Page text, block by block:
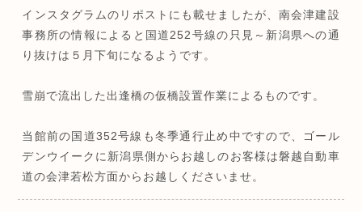
インスタグラムのリポストにも載せましたが、南会津建設
事務所の情報によると国道252号線の只見～新潟県への通
り抜けは５月下旬になるようです。
雪崩で流出した出逢橋の仮橋設置作業によるものです。
当館前の国道352号線も冬季通行止め中ですので、ゴール
デンウイークに新潟県側からお越しのお客様は磐越自動車
道の会津若松方面からお越しくださいませ。